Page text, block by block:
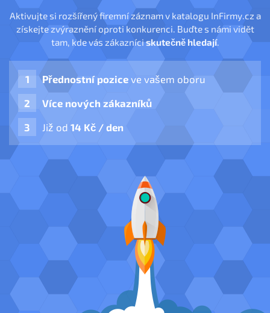
Aktivujte si rozšířený firemní záznam v katalogu InFirmy.cz a
získejte zvýraznění oproti konkurenci. Buďte s námi vidět
tam, kde vás zákazníciskutečně hledají.
Přednostní pozice ve vašem oboru
Více nových zákazníků
Již od 14 Kč / den